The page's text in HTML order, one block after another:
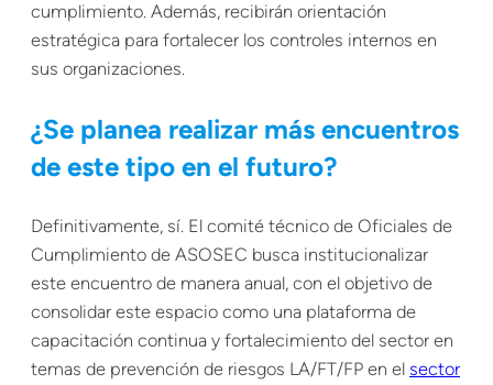
cumplimiento. Además, recibirán orientación
estratégica para fortalecer los controles internos en
sus organizaciones.
¿Se planea realizar más encuentros
de este tipo en el futuro?
Definitivamente, sí. El comité técnico de Oficiales de
Cumplimiento de ASOSEC busca institucionalizar
este encuentro de manera anual, con el objetivo de
consolidar este espacio como una plataforma de
capacitación continua y fortalecimiento del sector en
temas de prevención de riesgos LA/FT/FP en el sector